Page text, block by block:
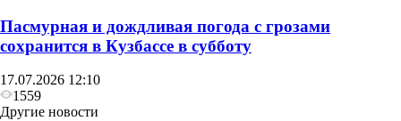
Пасмурная и дождливая погода с грозами
сохранится в Кузбассе в субботу
17.07.2026 12:10
1559
Другие новости